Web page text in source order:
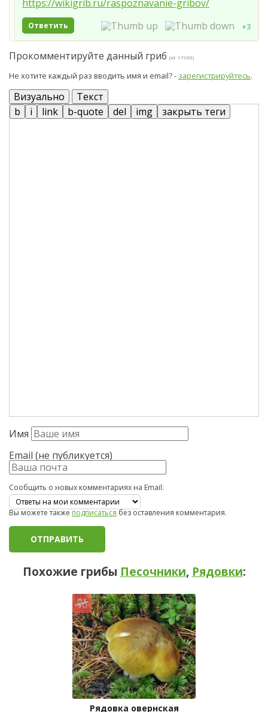
https://wikigrib.ru/raspoznavanie-gribov/
Ответить +3
Прокомментируйте данный гриб (id: 17900)
Не хотите каждый раз вводить имя и email? - зарегистрируйтесь.
Визуально Текст
Имя
Email (не публикуется)
Сообщить о новых комментариях на Email:
Вы можете такжеподписатьсябез оставления комментария.
Похожие грибы Песочники, Рядовки:
Рядовка овернская